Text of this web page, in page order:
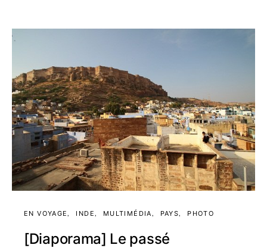
EN VOYAGE INDE MULTIMÉDIA PAYS PHOTO
[Diaporama] Le passé